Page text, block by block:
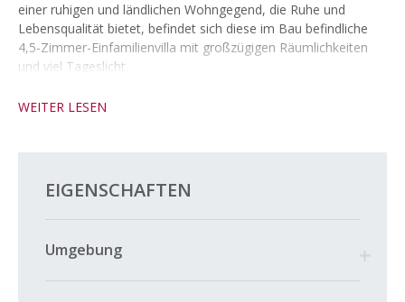
einer ruhigen und ländlichen Wohngegend, die Ruhe und
Lebensqualität bietet, befindet sich diese im Bau befindliche
4,5-Zimmer-Einfamilienvilla mit großzügigen Räumlichkeiten
und viel Tageslicht.
Im Erdgeschoss befindet sich ein geselliger Wohnbereich mit
Suite mit Ankleidezimmer, Duschbad und Balkon sowie zwei
Aufteilung.
Die Villa wurde nach aktuellen Energiestandards konzipiert und
WEITER LESEN
EIGENSCHAFTEN
Umgebung